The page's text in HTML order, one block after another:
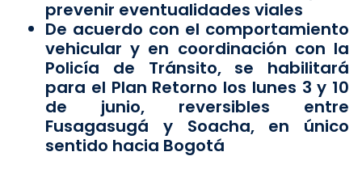
prevenir eventualidades viales
De acuerdo con el comportamiento
vehicular y en coordinación con la
Policía de Tránsito, se habilitará
para el Plan Retorno los lunes 3 y 10
de junio, reversibles entre
Fusagasugá y Soacha, en único
sentido hacia Bogotá